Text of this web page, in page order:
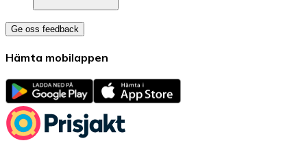
Ge oss feedback
Hämta mobilappen